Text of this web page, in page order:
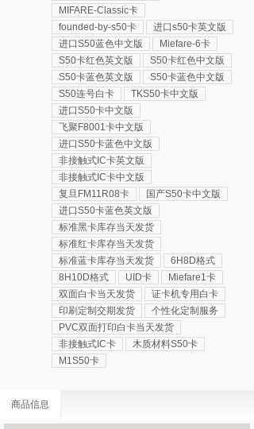
MIFARE-Classic卡
founded-by-s50卡
进口s50卡英文版
进口S50蓝色中文版
Miefare-6卡
S50卡红色英文版
S50卡红色中文版
S50卡蓝色英文版
S50卡蓝色中文版
S50连号白卡
TKS50卡中文版
进口S50卡中文版
飞聚F8001卡中文版
进口S50卡蓝色中文版
非接触式IC卡英文版
非接触式IC卡中文版
复旦FM11R08卡
国产S50卡中文版
进口S50卡蓝色英文版
标准黑卡库存当天发货
标准红卡库存当天发货
标准蓝卡库存当天发货
6H8D格式
8H10D格式
UID卡
Miefare1卡
双面白卡当天发货
证卡机专用白卡
印刷定制交期发货
个性化定制服务
PVC双面打印白卡当天发货
非接触式IC卡
木质材料S50卡
M1S50卡
商品信息